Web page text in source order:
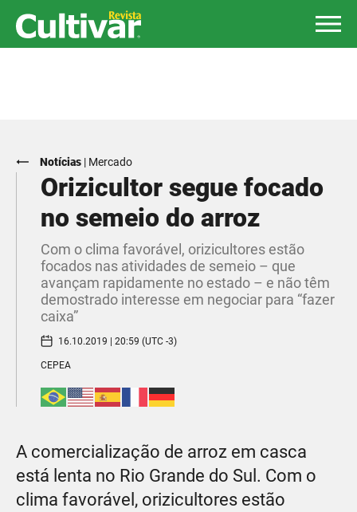
Notícias | Mercado
Orizicultor segue focado
no semeio do arroz
Com o clima favorável, orizicultores estão
focados nas atividades de semeio – que
avançam rapidamente no estado – e não têm
demostrado interesse em negociar para “fazer
caixa”
16.10.2019 | 20:59 (UTC -3)
CEPEA
A comercialização de arroz em casca
está lenta no Rio Grande do Sul. Com o
clima favorável, orizicultores estão